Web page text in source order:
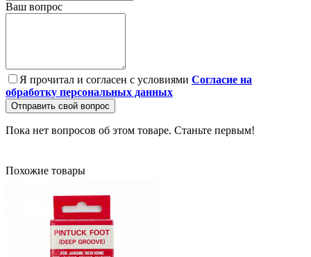
Ваш вопрос
Я прочитал и согласен с условиями Согласие на
обработку персональных данных
Отправить свой вопрос
Пока нет вопросов об этом товаре. Станьте первым!
Похожие товары